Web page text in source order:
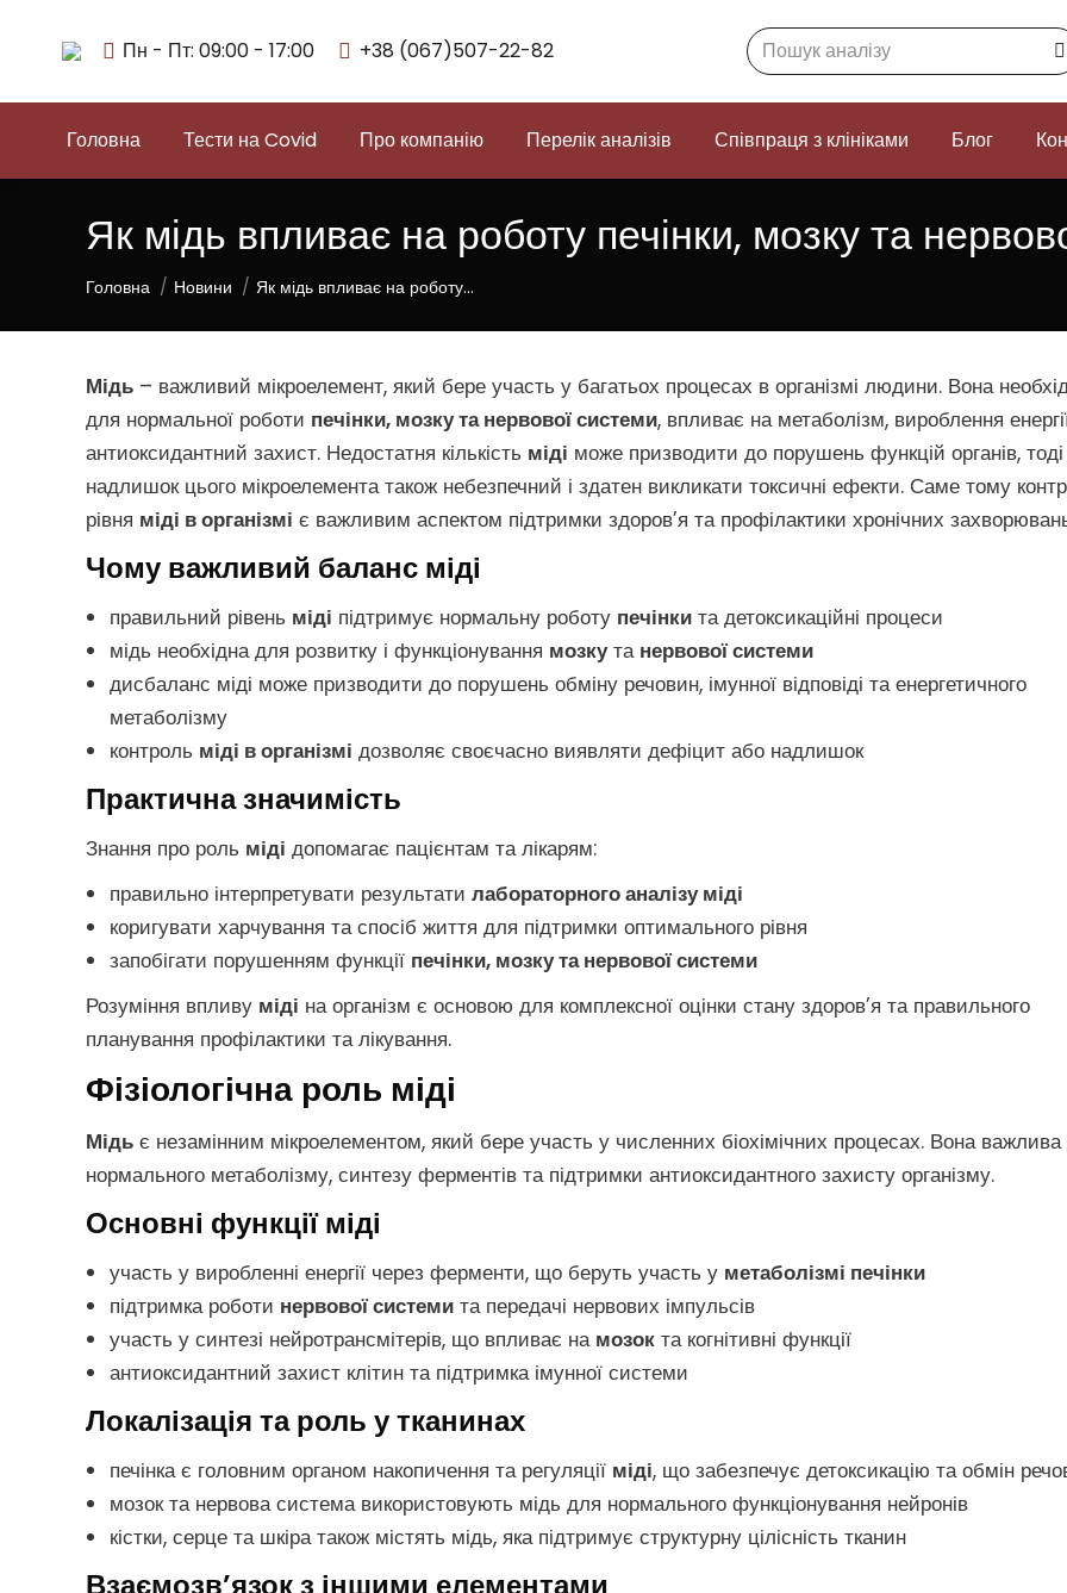
Пн - Пт: 09:00 - 17:00 +38 (067)507-22-82 Search:
Головна Тести на Covid Про компанію Перелік аналізів Співпраця з клініками Блог
Як мідь впливає на роботу печінки, мозку та
You are here:
Головна Новини Як мідь впливає на роботу…
Мідь – важливий мікроелемент, який бере участь у багатьох процесах в організмі людини. Вона
для нормальної роботи печінки, мозку та нервової системи, впливає на метаболізм, вироблення
антиоксидантний захист. Недостатня кількість міді може призводити до порушень функцій органів, тоді
надлишок цього мікроелемента також небезпечний і здатен викликати токсичні ефекти. Саме тому
рівня міді в організмі є важливим аспектом підтримки здоров’я та профілактики хронічних
Чому важливий баланс міді
правильний рівень міді підтримує нормальну роботу печінки та детоксикаційні процеси
мідь необхідна для розвитку і функціонування мозкута нервової системи
дисбаланс міді може призводити до порушень обміну речовин, імунної відповіді та енергетичного
метаболізму
контроль міді в організмі дозволяє своєчасно виявляти дефіцит або надлишок
Практична значимість
Знання про роль міді допомагає пацієнтам та лікарям:
правильно інтерпретувати результати лабораторного аналізу міді
коригувати харчування та спосіб життя для підтримки оптимального рівня
запобігати порушенням функції печінки, мозку та нервової системи
Розуміння впливу міді на організм є основою для комплексної оцінки стану здоров’я та правильного
планування профілактики та лікування.
Фізіологічна роль міді
Мідь є незамінним мікроелементом, який бере участь у численних біохімічних процесах. Вона
нормального метаболізму, синтезу ферментів та підтримки антиоксидантного захисту організму.
Основні функції міді
участь у виробленні енергії через ферменти, що беруть участь у метаболізмі печінки
підтримка роботи нервової системи та передачі нервових імпульсів
участь у синтезі нейротрансмітерів, що впливає на мозок та когнітивні функції
антиоксидантний захист клітин та підтримка імунної системи
Локалізація та роль у тканинах
печінка є головним органом накопичення та регуляції міді, що забезпечує детоксикацію та обмін
мозок та нервова система використовують мідь для нормального функціонування нейронів
кістки, серце та шкіра також містять мідь, яка підтримує структурну цілісність тканин